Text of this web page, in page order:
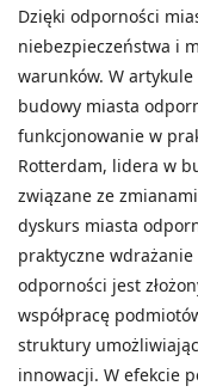
Dzięki odporności
niebezpieczeństwa i
warunków. W
budowy miasta
funkcjonowanie w
Rotterdam, lidera w
związane ze
dyskurs miasta
praktyczne
odporności jest
współpracę
struktury
innowacji. W efekcie